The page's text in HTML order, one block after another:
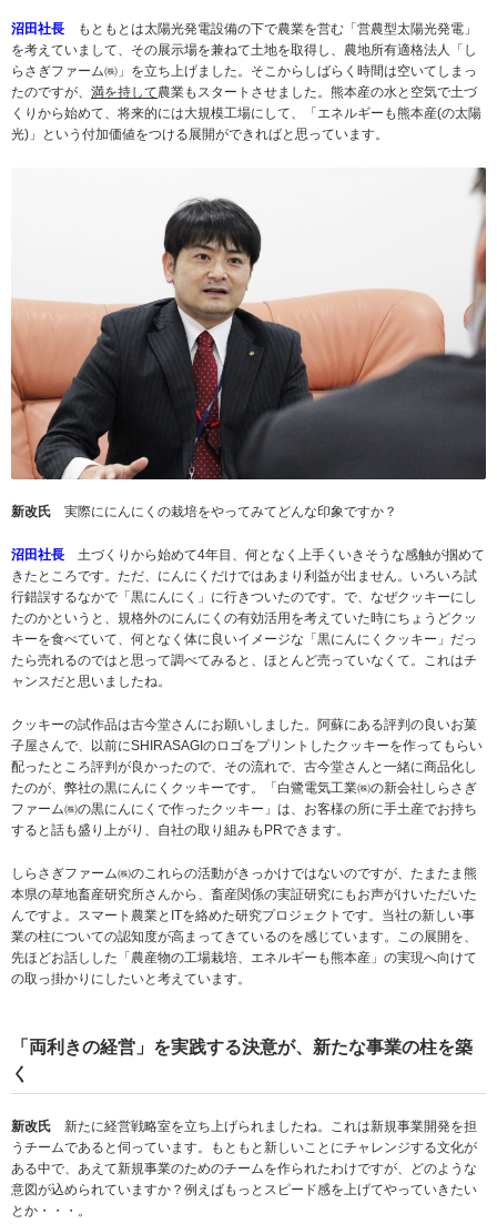
沼田社長
もともとは太陽光発電設備の下で農業を営む「営農型太陽光発電」
を考えていまして、その展示場を兼ねて土地を取得し、農地所有適格法人「し
らさぎファーム㈱」を立ち上げました。そこからしばらく時間は空いてしまっ
たのですが、 満を持して農業もスタートさせました。熊本産の水と空気で土づ
くりから始めて、将来的には大規模工場にして、「エネルギーも熊本産(の太陽
光)」という付加価値をつける展開ができればと思っています。
新改氏 実際ににんにくの栽培をやってみてどんな印象ですか？
沼田社長 土づくりから始めて4年目、何となく上手くいきそうな感触が掴めて
きたところです。ただ、にんにくだけではあまり利益が出ません。いろいろ試
行錯誤するなかで「黒にんにく」に行きついたのです。で、なぜクッキーにし
たのかというと、規格外のにんにくの有効活用を考えていた時にちょうどクッ
キーを食べていて、何となく体に良いイメージな「黒にんにくクッキー」だっ
たら売れるのではと思って調べてみると、ほとんど売っていなくて。これはチ
ャンスだと思いましたね。
クッキーの試作品は古今堂さんにお願いしました。阿蘇にある評判の良いお菓
子屋さんで、以前にSHIRASAGIのロゴをプリントしたクッキーを作ってもらい
配ったところ評判が良かったので、その流れで、古今堂さんと一緒に商品化し
たのが、弊社の黒にんにくクッキーです。「白鷺電気工業㈱の新会社しらさぎ
ファーム㈱の黒にんにくで作ったクッキー」は、お客様の所に手土産でお持ち
すると話も盛り上がり、自社の取り組みもPRできます。
しらさぎファーム㈱のこれらの活動がきっかけではないのですが、たまたま熊
本県の草地畜産研究所さんから、畜産関係の実証研究にもお声がけいただいた
んですよ。スマート農業とITを絡めた研究プロジェクトです。当社の新しい事
業の柱についての認知度が高まってきているのを感じています。この展開を、
先ほどお話しした「農産物の工場栽培、エネルギーも熊本産」の実現へ向けて
の取っ掛かりにしたいと考えています。
「両利きの経営」を実践する決意が、新たな事業の柱を築
く
新改氏 新たに経営戦略室を立ち上げられましたね。これは新規事業開発を担
うチームであると伺っています。もともと新しいことにチャレンジする文化が
ある中で、あえて新規事業のためのチームを作られたわけですが、どのような
意図が込められていますか？例えばもっとスピード感を上げてやっていきたい
とか・・・。